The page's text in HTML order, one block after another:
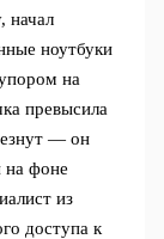
начал
ноутбуки
на
превысила
— он
на фоне
из
доступа к